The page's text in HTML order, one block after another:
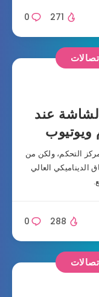
0 271
عند
ويوتيوب
التحكم، ولكن من
الديناميكي العالي
0 288